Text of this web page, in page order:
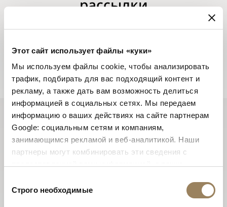
Этот сайт использует файлы «куки»
Мы используем файлы cookie, чтобы анализировать
трафик, подбирать для вас подходящий контент и
рекламу, а также дать вам возможность делиться
информацией в социальных сетях. Мы передаем
информацию о ваших действиях на сайте партнерам
Google: социальным сетям и компаниям,
занимающимся рекламой и веб-аналитикой. Наши
партнеры могут комбинировать эти сведения с
вами их сервисов.
согласия
Строго необходимые
рассылки
Рассылки Breguet будут держать Вас в курсе всех
всего года.
Подписаться на новостные рассылки